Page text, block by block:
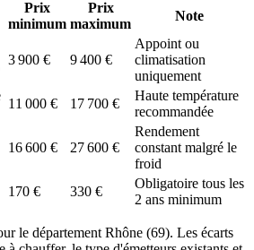
Prix
minimum
Prix
maximum
Note
3 900 € 9 400 €
Appoint ou
climatisation
uniquement
11 000 € 17 700 €
Haute température
recommandée
16 600 € 27 600 €
Rendement
constant malgré le
froid
170 € 330 €
Obligatoire tous les
2 ans minimum
le département Rhône (69). Les écarts